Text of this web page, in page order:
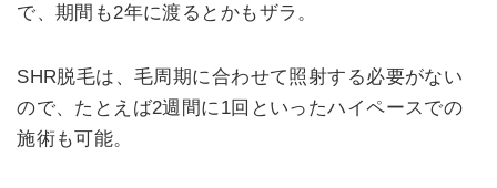
で、期間も2年に渡るとかもザラ。
SHR脱毛は、毛周期に合わせて照射する必要がない
ので、たとえば2週間に1回といったハイペースでの
施術も可能。